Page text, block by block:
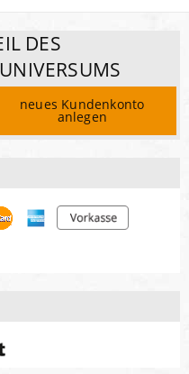
DES
neues Kundenkonto
anlegen